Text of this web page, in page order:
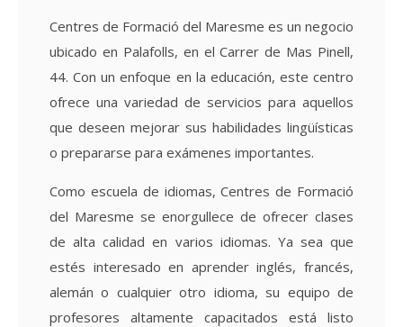
Centres de Formació del Maresme es un negocio
ubicado en Palafolls, en el Carrer de Mas Pinell,
44. Con un enfoque en la educación, este centro
ofrece una variedad de servicios para aquellos
que deseen mejorar sus habilidades lingüísticas
o prepararse para exámenes importantes.
Como escuela de idiomas, Centres de Formació
del Maresme se enorgullece de ofrecer clases
de alta calidad en varios idiomas. Ya sea que
estés interesado en aprender inglés, francés,
alemán o cualquier otro idioma, su equipo de
profesores altamente capacitados está listo